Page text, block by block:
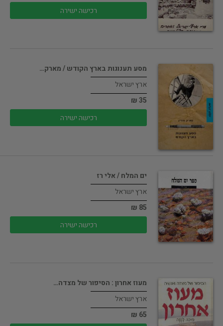
רכישה ישירה
מסע תענוגות בארץ הקודש / מארק…
ארץ ישראל
35 ₪
רכישה ישירה
ים המלח / אלי רז
ארץ ישראל
85 ₪
רכישה ישירה
מעוז אחרון : הסיפור של מצדה…
ארץ ישראל
65 ₪